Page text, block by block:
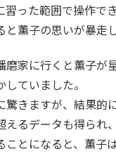
習った範囲で操作で
薫子の思いが暴走
磨家に行くと薫子が
ていました。
驚きますが、結果的
えるデータも得られ
ことになると、薫子